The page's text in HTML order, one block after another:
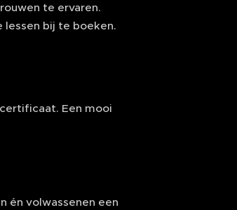
te ervaren.
lessen bij te boeken.
Een mooi
én volwassenen een